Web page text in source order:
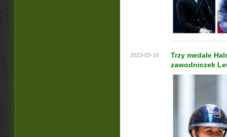
2023-03-16
Trzy medale
zawodniczek